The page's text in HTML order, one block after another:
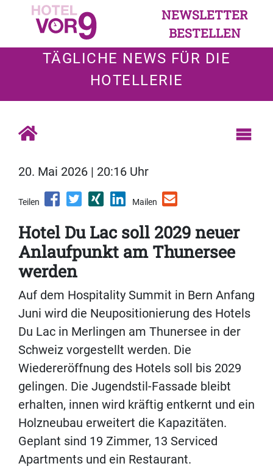
NEWSLETTER
BESTELLEN
TÄGLICHE NEWS FÜR DIE
HOTELLERIE
20. Mai 2026 | 20:16 Uhr
Teilen Mailen
Hotel Du Lac soll 2029 neuer
Anlaufpunkt am Thunersee
werden
Auf dem Hospitality Summit in Bern Anfang
Juni wird die Neupositionierung des Hotels
Du Lac in Merlingen am Thunersee in der
Schweiz vorgestellt werden. Die
Wiedereröffnung des Hotels soll bis 2029
gelingen. Die Jugendstil-Fassade bleibt
erhalten, innen wird kräftig entkernt und ein
Holzneubau erweitert die Kapazitäten.
Geplant sind 19 Zimmer, 13 Serviced
Apartments und ein Restaurant.